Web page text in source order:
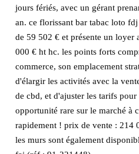
jours fériés, avec un gérant
an. ce florissant bar tabac loto
de 59 502 € et présente un loyer
000 € ht hc. les points forts
commerce, son emplacement
d'élargir les activités avec la
de cbd, et d'ajuster les tarifs
opportunité rare sur le marché à
rapidement ! prix de vente : 214
les murs sont également